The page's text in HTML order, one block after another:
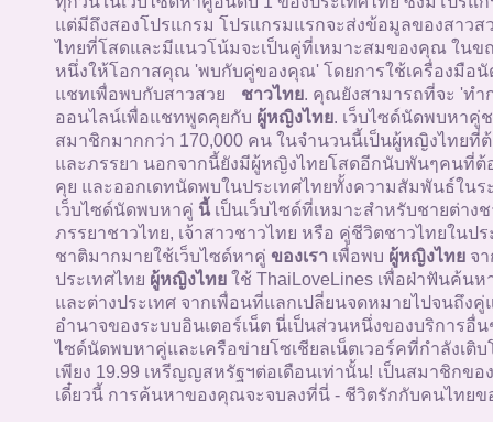
แต่มีถึงสองโปรแกรม โปรแกรมแรกจะส่งข้อมูลของสาวส
ไทยที่โสดและมีแนวโน้มจะเป็นคู่ที่เหมาะสมของคุณ ใน
หนึ่งให้โอกาสคุณ 'พบกับคู่ของคุณ' โดยการใช้เครื่องมือนั
แชทเพื่อพบกับสาวสวย
ชาวไทย. คุณยังสามารถที่จะ 'ทำ
ออนไลน์เพื่อแชทพูดคุยกับ ผู้หญิงไทย. เว็บไซด์นัดพบหาคู่
สมาชิกมากกว่า 170,000 คน ในจำนวนนี้เป็นผู้หญิงไทยที่ต้
และภรรยา นอกจากนี้ยังมีผู้หญิงไทยโสดอีกนับพันๆคนที่ต้
คุย และออกเดทนัดพบในประเทศไทยทั้งความสัมพันธ์ในร
เว็บไซด์นัดพบหาคู่ นี้เป็นเว็บไซด์ที่เหมาะสำหรับชายต่าง
ภรรยาชาวไทย, เจ้าสาวชาวไทย หรือ คู่ชีวิตชาวไทยในปร
ชาติมากมายใช้เว็บไซด์หาคู่ ของเรา เพื่อพบ ผู้หญิงไทยจา
ประเทศไทย ผู้หญิงไทยใช้ ThaiLoveLines เพื่อฝ่าฟันค้นห
และต่างประเทศ จากเพื่อนที่แลกเปลี่ยนจดหมายไปจนถึงคู่
อำนาจของระบบอินเตอร์เน็ต นี่เป็นส่วนหนึ่งของบริการอื่
ไซด์นัดพบหาคู่และเครือข่ายโซเชียลเน็ตเวอร์คที่กำลังเติ
เพียง 19.99 เหรีญญสหรัฐฯต่อเดือนเท่านั้น! เป็นสมาชิกขอ
เดี๋ยวนี้ การค้นหาของคุณจะจบลงที่นี่ - ชีวิตรักกับคนไทย